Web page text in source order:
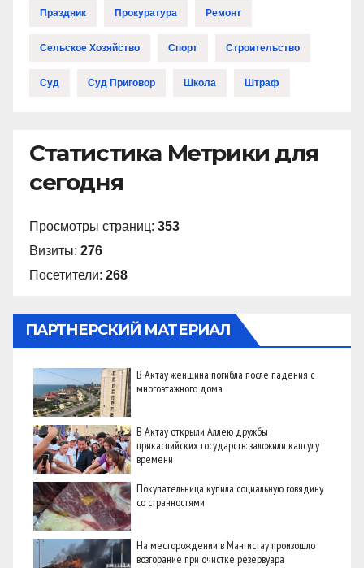
Праздник Прокуратура Ремонт
Сельское Хозяйство Спорт Строительство
Суд Суд Приговор Школа Штраф
Статистика Метрики для
сегодня
Просмотры страниц: 353
Визиты: 276
Посетители: 268
ПАРТНЕРСКИЙ МАТЕРИАЛ
В Актау женщина погибла после падения с
многоэтажного дома
В Актау открыли Аллею дружбы
прикаспийских государств: заложили капсулу
времени
Покупательница купила социальную говядину
со странностями
На месторождении в Мангистау произошло
возгорание при очистке резервуара